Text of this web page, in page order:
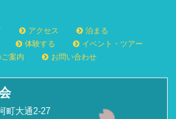
アクセス
泊まる
体験する
イベント・ツアー
案内 お問い合わせ
町大通2-27